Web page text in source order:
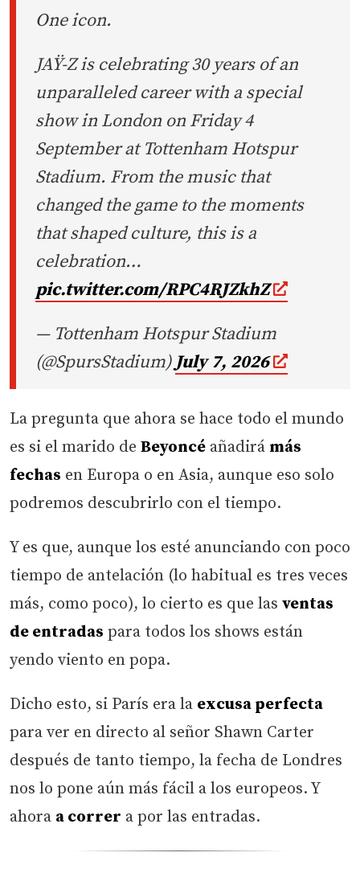
One icon.
JAŸ-Z is celebrating 30 years of an
unparalleled career with a special
show in London on Friday 4
September at Tottenham Hotspur
Stadium. From the music that
changed the game to the moments
that shaped culture, this is a
celebration…
pic.twitter.com/RPC4RJZkhZ
— Tottenham Hotspur Stadium
(@SpursStadium)July 7, 2026
La pregunta que ahora se hace todo el mundo
es si el marido de Beyoncé añadirá más
fechas en Europa o en Asia, aunque eso solo
podremos descubrirlo con el tiempo.
Y es que, aunque los esté anunciando con poco
tiempo de antelación (lo habitual es tres veces
más, como poco), lo cierto es que las ventas
de entradas para todos los shows están
yendo viento en popa.
Dicho esto, si París era la excusa perfecta
para ver en directo al señor Shawn Carter
después de tanto tiempo, la fecha de Londres
nos lo pone aún más fácil a los europeos. Y
ahora a correr a por las entradas.